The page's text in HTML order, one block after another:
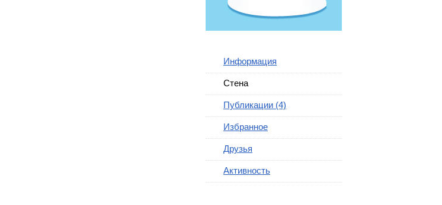
Информация
Стена
Публикации (4)
Избранное
Друзья
Активность